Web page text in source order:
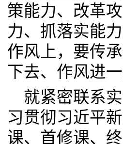
策能力、改革
力、抓落实能
作风上，要传
下去、作风进一
就紧密联系
习贯彻习近平
课、首修课、